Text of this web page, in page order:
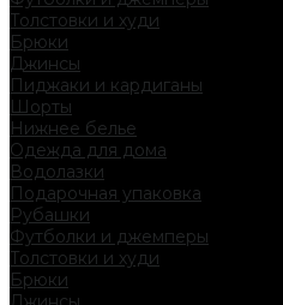
Толстовки и худи
Брюки
Джинсы
Пиджаки и кардиганы
Шорты
Нижнее белье
Одежда для дома
Водолазки
Подарочная упаковка
Рубашки
Футболки и джемперы
Толстовки и худи
Брюки